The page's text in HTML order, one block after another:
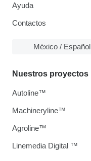
Ayuda
Contactos
México / Español
Nuestros proyectos
Autoline™
Machineryline™
Agroline™
Linemedia Digital ™